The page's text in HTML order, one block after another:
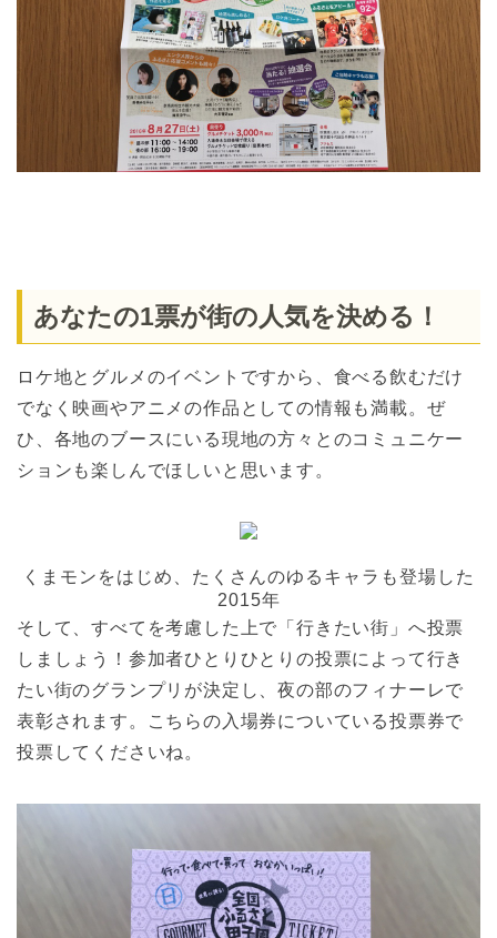
あなたの1票が街の人気を決める！
ロケ地とグルメのイベントですから、食べる飲むだけ
でなく映画やアニメの作品としての情報も満載。ぜ
ひ、各地のブースにいる現地の方々とのコミュニケー
ションも楽しんでほしいと思います。
くまモンをはじめ、たくさんのゆるキャラも登場した
2015年
そして、すべてを考慮した上で「行きたい街」へ投票
しましょう！参加者ひとりひとりの投票によって行き
たい街のグランプリが決定し、夜の部のフィナーレで
表彰されます。こちらの入場券についている投票券で
投票してくださいね。